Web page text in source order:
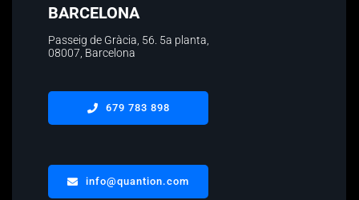
BARCELONA
Passeig de Gràcia, 56. 5a planta
08007, Barcelona
679 783 898
info@quantion.com